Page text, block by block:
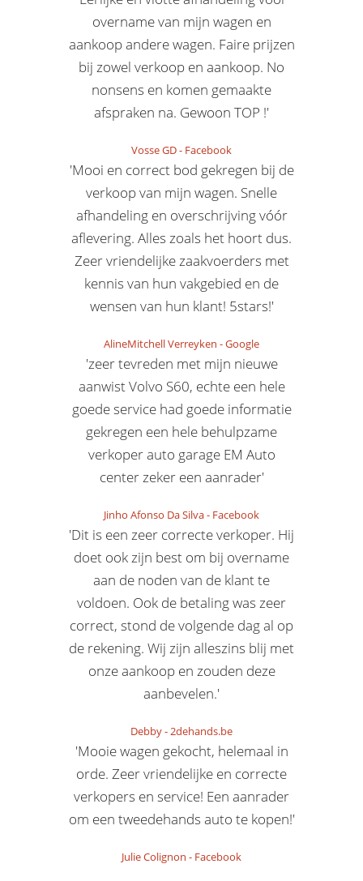
overname van mijn wagen en
aankoop andere wagen. Faire prijzen
bij zowel verkoop en aankoop. No
nonsens en komen gemaakte
afspraken na. Gewoon TOP !'
Vosse GD- Facebook
'Mooi en correct bod gekregen bij de
verkoop van mijn wagen. Snelle
afhandeling en overschrijving vóór
aflevering. Alles zoals het hoort dus.
Zeer vriendelijke zaakvoerders met
kennis van hun vakgebied en de
wensen van hun klant! 5stars!'
AlineMitchell Verreyken -Google
'zeer tevreden met mijn nieuwe
aanwist Volvo S60, echte een hele
goede service had goede informatie
gekregen een hele behulpzame
verkoper auto garage EM Auto
center zeker een aanrader'
Jinho Afonso Da Silva- Facebook
'Dit is een zeer correcte verkoper. Hij
doet ook zijn best om bij overname
aan de noden van de klant te
voldoen. Ook de betaling was zeer
correct, stond de volgende dag al op
de rekening. Wij zijn alleszins blij met
onze aankoop en zouden deze
aanbevelen.'
Debby-2dehands.be
'Mooie wagen gekocht, helemaal in
orde. Zeer vriendelijke en correcte
verkopers en service! Een aanrader
om een tweedehands auto te kopen!'
Julie Colignon - Facebook